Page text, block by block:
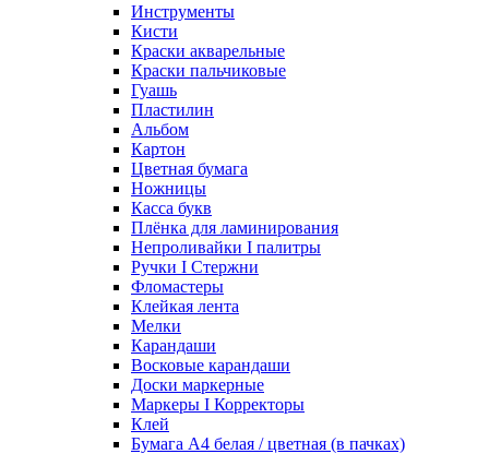
Инструменты
Кисти
Краски акварельные
Краски пальчиковые
Гуашь
Пластилин
Альбом
Картон
Цветная бумага
Ножницы
Касса букв
Плёнка для ламинирования
Непроливайки I палитры
Ручки I Стержни
Фломастеры
Клейкая лента
Мелки
Карандаши
Восковые карандаши
Доски маркерные
Маркеры I Корректоры
Клей
Бумага А4 белая / цветная (в пачках)